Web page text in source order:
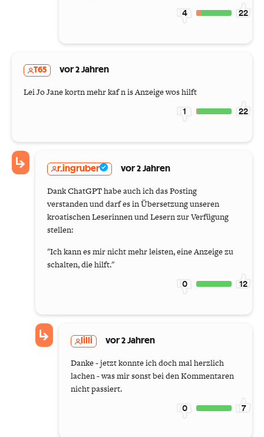
4 22
T65 vor 2 Jahren
Lei Jo Jane kortn mehr kaf n is Anzeige wos hilft
1 22
r.ingruber vor 2 Jahren
Dank ChatGPT habe auch ich das Posting
verstanden und darf es in Übersetzung unseren
kroatischen Leserinnen und Lesern zur Verfügung
stellen:
"Ich kann es mir nicht mehr leisten, eine Anzeige zu
schalten, die hilft."
0 12
vor 2 Jahren
Danke - jetzt konnte ich doch mal herzlich
lachen - was mir sonst bei den Kommentaren
nicht passiert.
0 7